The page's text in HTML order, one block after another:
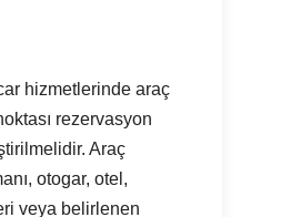
hizmetlerinde araç
rezervasyon
Araç
otogar, otel,
veya belirlenen